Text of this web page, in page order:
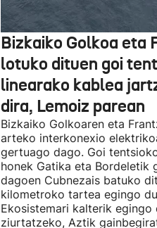
Bizkaiko Golkoa eta
lotuko dituen goi
linearako kablea
dira, Lemoiz parean
Bizkaiko Golkoaren eta
arteko interkonexio
gertuago dago. Goi
honek Gatika eta Bordeletik
dagoen Cubnezais batuko
kilometroko tartea egingo
Ekosistemari kalterik egingo
ziurtatzeko, Aztik